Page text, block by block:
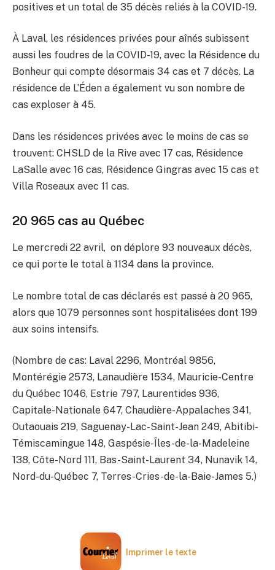
positives et un total de 35 décès reliés à la COVID-19.
À Laval, les résidences privées pour aînés subissent
aussi les foudres de la COVID-19, avec la Résidence du
Bonheur qui compte désormais 34 cas et 7 décès. La
résidence de L’Éden a également vu son nombre de
cas exploser à 45.
Dans les résidences privées avec le moins de cas se
trouvent: CHSLD de la Rive avec 17 cas, Résidence
LaSalle avec 16 cas, Résidence Gingras avec 15 cas et
Villa Roseaux avec 11 cas.
20 965 cas au Québec
Le mercredi 22 avril, on déplore 93 nouveaux décès,
ce qui porte le total à 1134 dans la province.
Le nombre total de cas déclarés est passé à 20 965,
alors que 1079 personnes sont hospitalisées dont 199
aux soins intensifs.
(Nombre de cas: Laval 2296, Montréal 9856,
Montérégie 2573, Lanaudière 1534, Mauricie-Centre
du Québec 1046, Estrie 797, Laurentides 936,
Capitale-Nationale 647, Chaudière-Appalaches 341,
Outaouais 219, Saguenay-Lac-Saint-Jean 249, Abitibi-
Témiscamingue 148, Gaspésie-Îles-de-la-Madeleine
138, Côte-Nord 111, Bas-Saint-Laurent 34, Nunavik 14,
Nord-du-Québec 7, Terres-Cries-de-la-Baie-James 5.)
Imprimer le texte